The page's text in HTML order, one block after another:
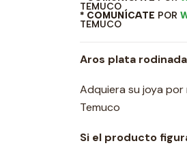
TEMUCO
* COMUNÍCATE POR
TEMUCO
Aros plata
Adquiera su joya
Temuco
Si el producto